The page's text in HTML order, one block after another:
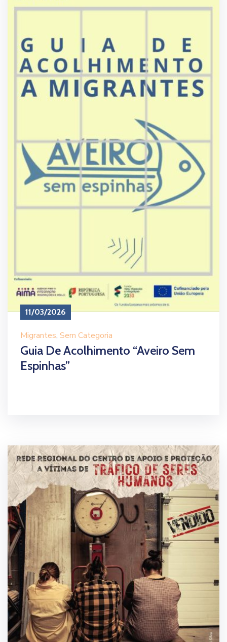
11/03/2026
Migrantes‚ Sem Categoria
Guia De Acolhimento “Aveiro Sem
Espinhas”